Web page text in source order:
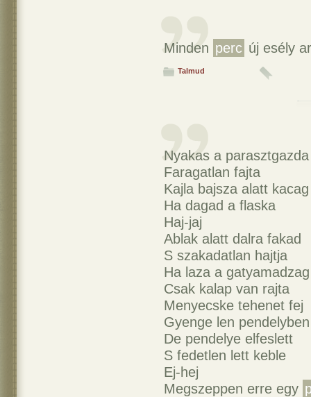
Minden perc új esély
Talmud
Nyakas a parasztgazda
Faragatlan fajta
Kajla bajsza alatt kacag
Ha dagad a flaska
Haj-jaj
Ablak alatt dalra fakad
S szakadatlan hajtja
Ha laza a gatyamadzag
Csak kalap van rajta
Menyecske tehenet fej
Gyenge len pendelyben
De pendelye elfeslett
S fedetlen lett keble
Ej-hej
Megszeppen erre egy